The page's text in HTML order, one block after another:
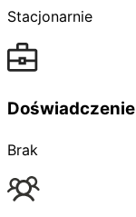
Stacjonarnie
Doświadczenie
Brak